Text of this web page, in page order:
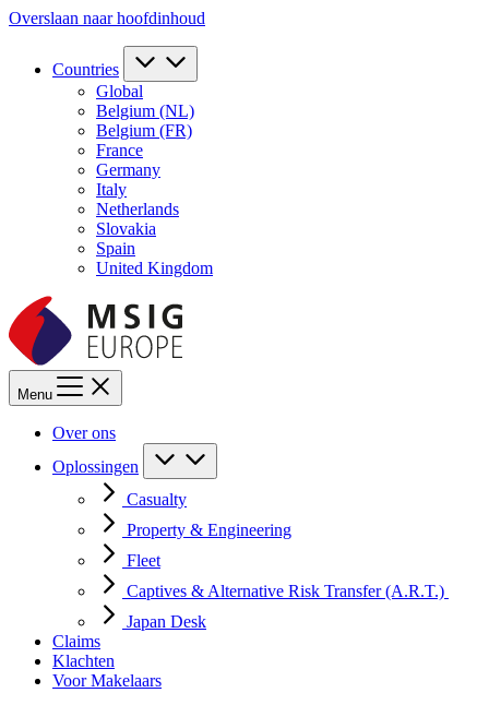
Overslaan naar hoofdinhoud
Countries
Global
Belgium (NL)
Belgium (FR)
France
Germany
Italy
Netherlands
Slovakia
Spain
United Kingdom
Menu
Over ons
Oplossingen
Casualty
Property & Engineering
Fleet
Captives & Alternative Risk Transfer (A.R.T.)
Japan Desk
Claims
Klachten
Voor Makelaars